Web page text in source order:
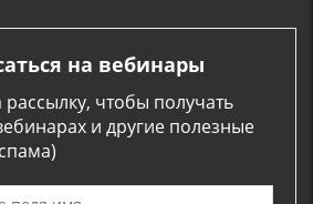
на вебинары
чтобы получать
и другие полезные